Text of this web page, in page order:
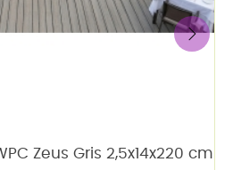
Zeus Gris 2,5x14x220 cm